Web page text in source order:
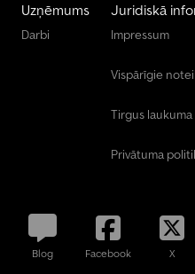
Uzņēmums
Darbi
Juridiskā
Impressum
Vispārīgie
Tirgus
Privātuma
Blog Facebook X